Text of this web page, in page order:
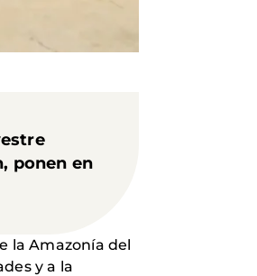
ponen en
la Amazonía del
y a la